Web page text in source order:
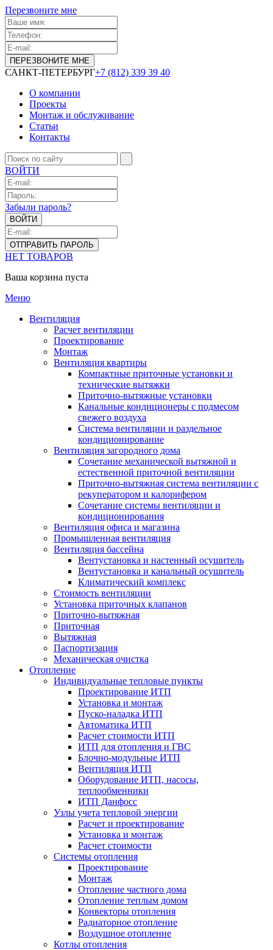
Перезвоните мне
САНКТ-ПЕТЕРБУРГ+7 (812) 339 39 40
О компании
Проекты
Монтаж и обслуживание
Статьи
Контакты
ВОЙТИ
Забыли пароль?
НЕТ ТОВАРОВ
Ваша корзина пуста
Меню
Вентиляция
Расчет вентиляции
Проектирование
Монтаж
Вентиляция квартиры
Компактные приточные установки и
технические вытяжки
Приточно-вытяжные установки
Канальные кондиционеры с подмесом
свежего воздуха
Cистема вентиляции и раздельное
кондиционирование
Вентиляция загородного дома
Сочетание механической вытяжной и
естественной приточной вентиляции
Приточно-вытяжная система вентиляции с
рекуператором и калорифером
Сочетание системы вентиляции и
кондиционирования
Вентиляция офиса и магазина
Промышленная вентиляция
Вентиляция бассейна
Вентустановка и настенный осушитель
Вентустановка и канальный осушитель
Климатический комплекс
Стоимость вентиляции
Установка приточных клапанов
Приточно-вытяжная
Приточная
Вытяжная
Паспортизация
Механическая очистка
Отопление
Индивидуальные тепловые пункты
Проектирование ИТП
Установка и монтаж
Пуско-наладка ИТП
Автоматика ИТП
Расчет стоимости ИТП
ИТП для отопления и ГВС
Блочно-модульные ИТП
Вентиляция ИТП
Оборудование ИТП, насосы,
теплообменники
ИТП Данфосс
Узлы учета тепловой энергии
Расчет и проектирование
Установка и монтаж
Расчет стоимости
Системы отопления
Проектирование
Монтаж
Отопление частного дома
Отопление теплым домом
Конвекторы отопления
Радиаторное отопление
Воздушное отопление
Котлы отопления